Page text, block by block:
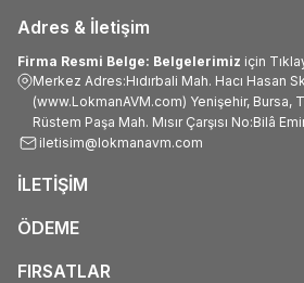
Adres & İletişim
Firma Resmi Belge: Belgelerimiz için
Merkez Adres:Hıdırbali Mah. Hacı Hasan
(www.LokmanAVM.com) Yenişehir, Bursa,
Rüstem Paşa Mah. Mısır Çarşısı No:Bilâ
iletisim@lokmanavm.com
İLETİŞİM
ÖDEME
FIRSATLAR